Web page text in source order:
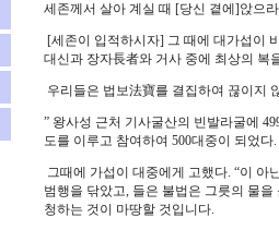
세존께서 살아 계실 때 [당신 곁에]앉으
[세존이 입적하시자] 그 때에 대가섭이
대신과 장자長者와 거사 중에 최상의 복
우리들은 법보法寶를 결집하여 끊이지
” 왕사성 근처 기사굴산의 빈발라굴에
도를 이루고 참여하여 500대중이 되었다.
그때에 가섭이 대중에게 고했다. “이 아
범행을 닦았고, 들은 불법은 그릇의 물
청하는 것이 마땅할 것입니다.